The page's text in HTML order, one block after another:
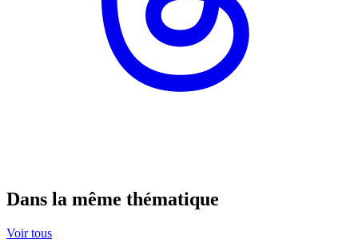
Dans la même thématique
Voir tous